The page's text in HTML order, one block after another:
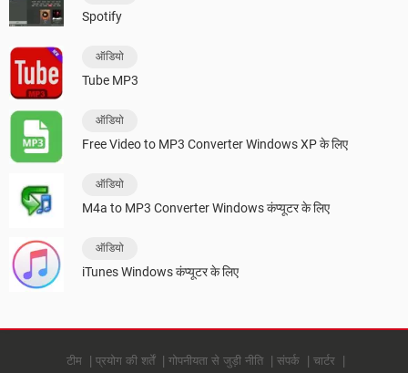
Spotify
ऑडियो
Tube MP3
ऑडियो
Free Video to MP3 Converter Windows XP के लिए
ऑडियो
M4a to MP3 Converter Windows कंप्यूटर के लिए
ऑडियो
iTunes Windows कंप्यूटर के लिए
टीम प्रयोग की शर्तें गोपनीयता से जुड़ी नीति संपर्क चार्टर